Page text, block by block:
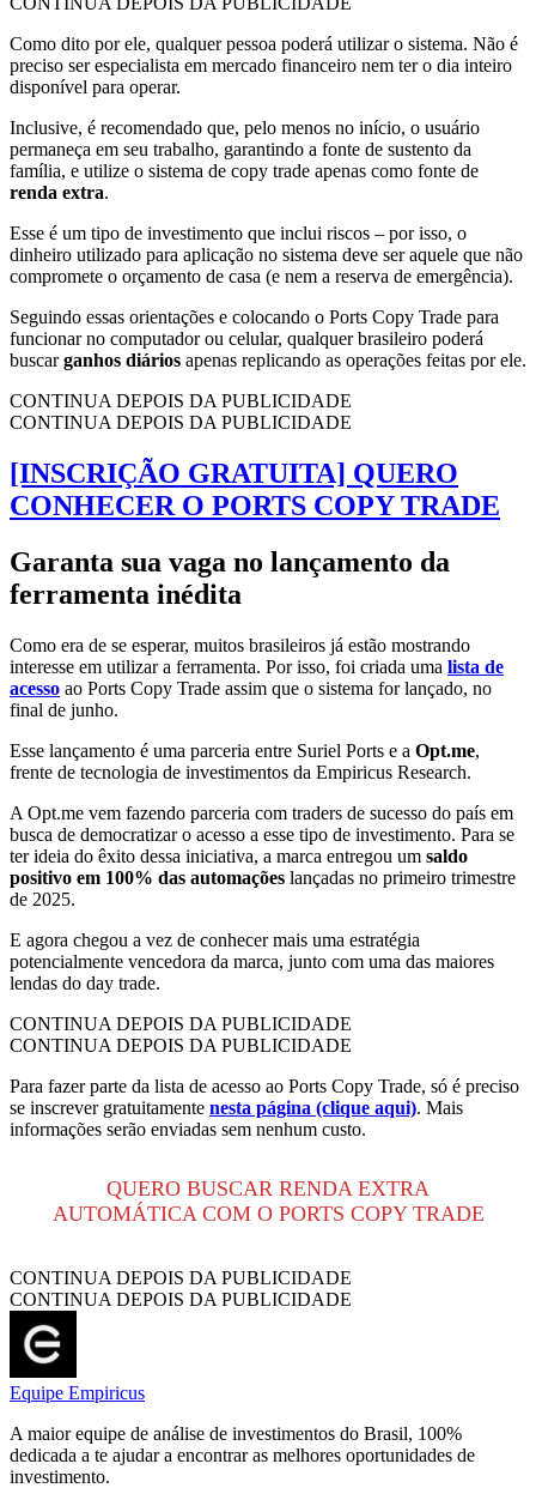
Como dito por ele, qualquer pessoa poderá utilizar o sistema. Não é
preciso ser especialista em mercado financeiro nem ter o dia inteiro
disponível para operar.
Inclusive, é recomendado que, pelo menos no início, o usuário
permaneça em seu trabalho, garantindo a fonte de sustento da
família, e utilize o sistema de copy trade apenas como fonte de
renda extra.
Esse é um tipo de investimento que inclui riscos – por isso, o
dinheiro utilizado para aplicação no sistema deve ser aquele que não
compromete o orçamento de casa (e nem a reserva de emergência).
Seguindo essas orientações e colocando o Ports Copy Trade para
funcionar no computador ou celular, qualquer brasileiro poderá
buscarganhos diários apenas replicando as operações feitas por ele.
CONTINUA DEPOIS DA PUBLICIDADE
CONTINUA DEPOIS DA PUBLICIDADE
[INSCRIÇÃO GRATUITA] QUERO
CONHECER O PORTS COPY TRADE
Garanta sua vaga no lançamento da
ferramenta inédita
Como era de se esperar, muitos brasileiros já estão mostrando
interesse em utilizar a ferramenta. Por isso, foi criada uma lista de
acesso ao Ports Copy Trade assim que o sistema for lançado, no
final de junho.
Esse lançamento é uma parceria entre Suriel Ports e a Opt.me,
frente de tecnologia de investimentos da Empiricus Research.
A Opt.me vem fazendo parceria com traders de sucesso do país em
busca de democratizar o acesso a esse tipo de investimento. Para se
ter ideia do êxito dessa iniciativa, a marca entregou um saldo
positivo em 100% das automações lançadas no primeiro trimestre
de 2025.
E agora chegou a vez de conhecer mais uma estratégia
potencialmente vencedora da marca, junto com uma das maiores
lendas do day trade.
CONTINUA DEPOIS DA PUBLICIDADE
CONTINUA DEPOIS DA PUBLICIDADE
Para fazer parte da lista de acesso ao Ports Copy Trade, só é preciso
se inscrever gratuitamente nesta página (clique aqui). Mais
informações serão enviadas sem nenhum custo.
QUERO BUSCAR RENDA EXTRA
AUTOMÁTICA COM O PORTS COPY TRADE
CONTINUA DEPOIS DA PUBLICIDADE
CONTINUA DEPOIS DA PUBLICIDADE
Equipe Empiricus
A maior equipe de análise de investimentos do Brasil, 100%
dedicada a te ajudar a encontrar as melhores oportunidades de
investimento.